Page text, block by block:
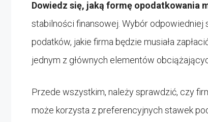
Dowiedz się, jaką formę opodatkowania
stabilności finansowej. Wybór
podatków, jakie firma będzie musiała
jednym z głównych elementów
Przede wszystkim, należy sprawdzić, czy
może korzysta z preferencyjnych stawek